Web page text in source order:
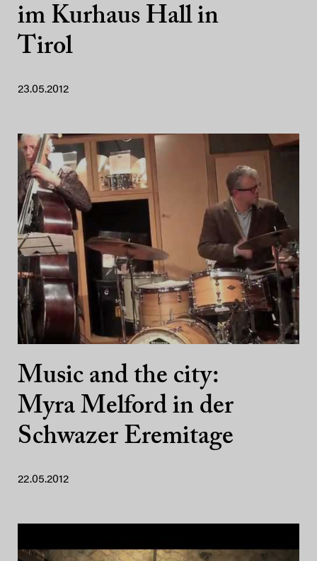
im Kurhaus Hall in
Tirol
23.05.2012
Music and the city:
Myra Melford in der
Schwazer Eremitage
22.05.2012